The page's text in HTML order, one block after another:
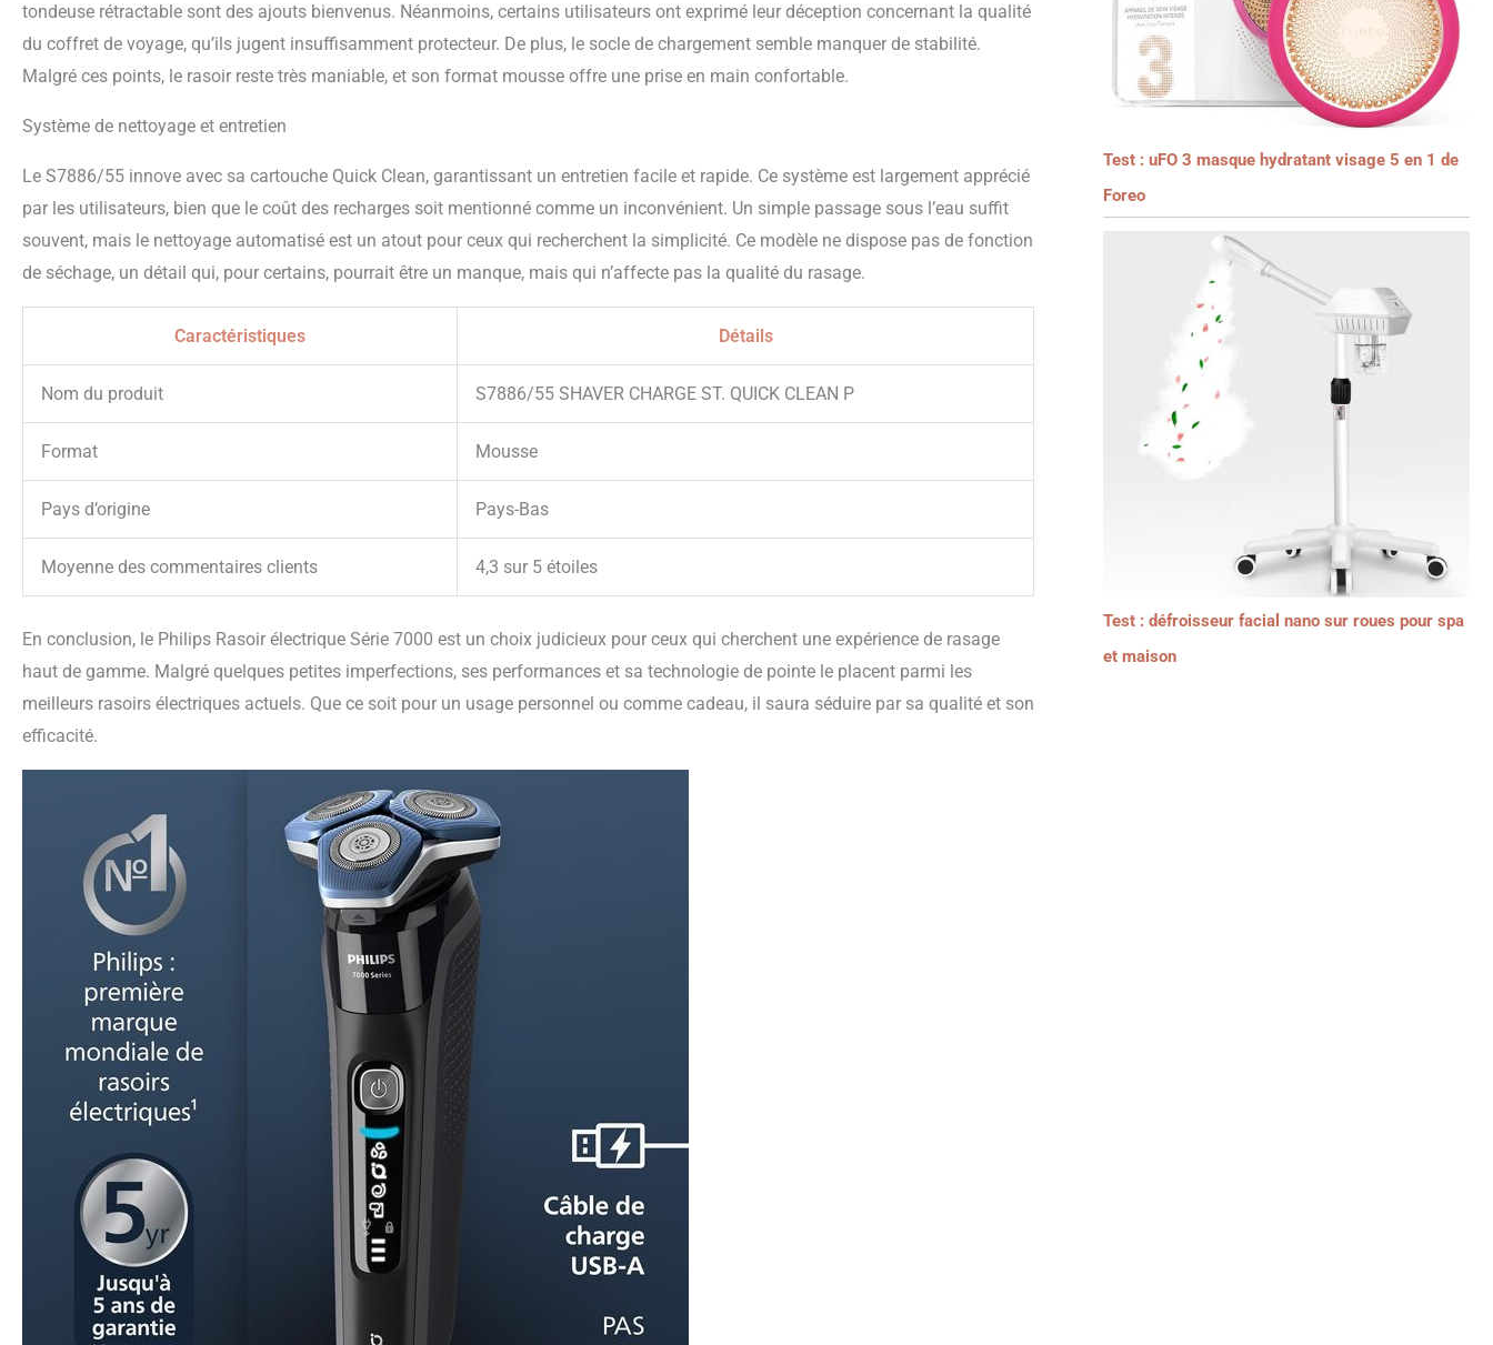
tondeuse rétractable sont des ajouts bienvenus. Néanmoins, certains utilisateurs ont exprimé leur déception concernant la qualité
du coffret de voyage, qu’ils jugent insuffisamment protecteur. De plus, le socle de chargement semble manquer de stabilité.
Malgré ces points, le rasoir reste très maniable, et son format mousse offre une prise en main confortable.
Système de nettoyage et entretien
Le S7886/55 innove avec sa cartouche Quick Clean, garantissant un entretien facile et rapide. Ce système est largement apprécié
par les utilisateurs, bien que le coût des recharges soit mentionné comme un inconvénient. Un simple passage sous l’eau suffit
souvent, mais le nettoyage automatisé est un atout pour ceux qui recherchent la simplicité. Ce modèle ne dispose pas de fonction
de séchage, un détail qui, pour certains, pourrait être un manque, mais qui n’affecte pas la qualité du rasage.
Caractéristiques Détails
Nom du produit S7886/55 SHAVER CHARGE ST. QUICK CLEAN P
Format Mousse
Pays d’origine Pays-Bas
Moyenne des commentaires clients 4,3 sur 5 étoiles
En conclusion, le Philips Rasoir électrique Série 7000 est un choix judicieux pour ceux qui cherchent une expérience de rasage
haut de gamme. Malgré quelques petites imperfections, ses performances et sa technologie de pointe le placent parmi les
meilleurs rasoirs électriques actuels. Que ce soit pour un usage personnel ou comme cadeau, il saura séduire par sa qualité et son
efficacité.
Test : uFO 3 masque hydratant visage 5 en 1 de
Foreo
Test : défroisseur facial nano sur roues pour spa
et maison